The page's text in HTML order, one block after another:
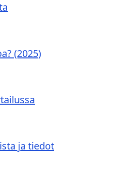
(2025)
ja tiedot